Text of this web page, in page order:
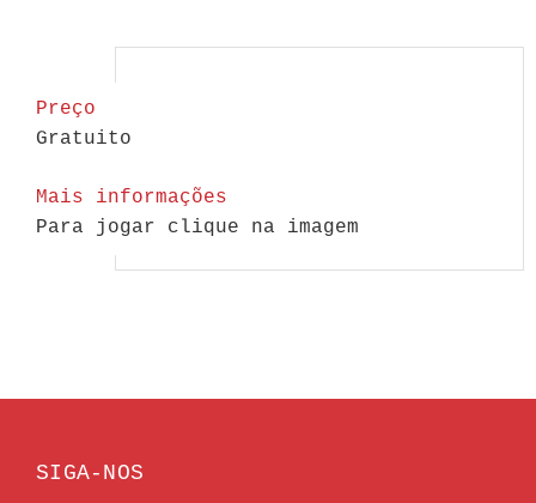
Preço
Gratuito
Mais informações
Para jogar clique na imagem
SIGA-NOS